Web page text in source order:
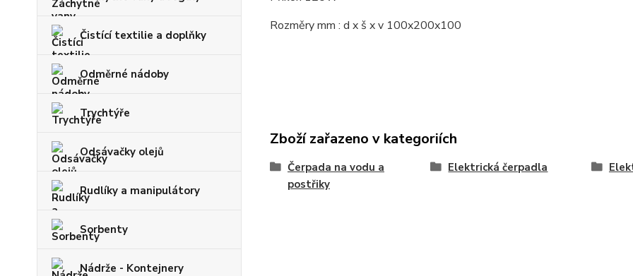
Čistící textilie a doplňky
Odměrné nádoby
Trychtýře
Odsávačky olejů
Rudlíky a manipulátory
Sorbenty
Nádrže - Kontejnery
Rozměry mm : d x š x v 100x200x100
Zboží zařazeno v kategoriích
Čerpada na vodu a
postřiky
Elektrická čerpadla